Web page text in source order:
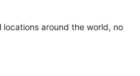
around the world, no